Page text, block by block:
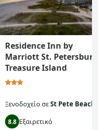
Residence Inn by
Marriott St. Petersburg
Treasure Island
ΞενοδοχείοσεSt Pete Beach
8.8 Εξαιρετικό